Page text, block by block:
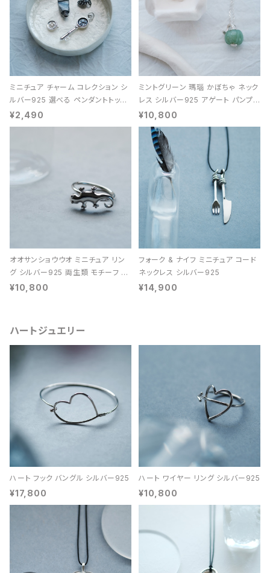
ミニチュア チャーム コレクション シ
ルバー925 選べる ペンダントトップ
レディース ユニセックス
¥2,490
ミントグリーン 瑪瑙 かぼちゃ ネック
レス シルバー925 アゲート パンプキ
ン 天然石 レディース
¥10,800
オオサンショウウオ ミニチュア リン
グ シルバー925 両生類 モチーフ レ
ディース ユニセックス
¥10,800
フォーク & ナイフ ミニチュア コード
ネックレス シルバー925
¥14,900
ハートジュエリー
ハート フック バングル シルバー925
¥17,800
ハート ワイヤー リング シルバー925
¥10,800